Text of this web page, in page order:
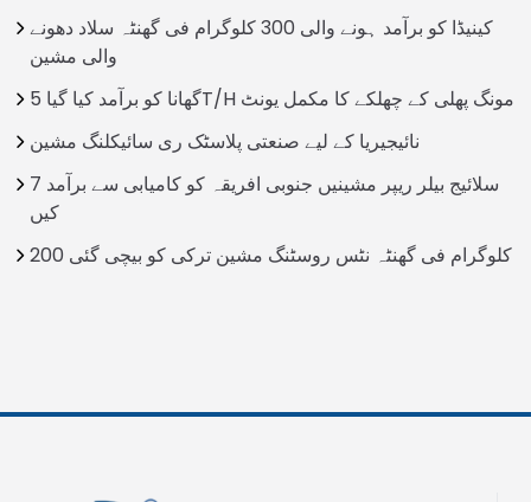
کینیڈا کو برآمد ہونے والی 300 کلوگرام فی گھنٹہ سلاد دھونے
والی مشین
گھانا کو برآمد کیا گیا 5T/H مونگ پھلی کے چھلکے کا مکمل یونٹ
نائیجیریا کے لیے صنعتی پلاسٹک ری سائیکلنگ مشین
7 سلائیج بیلر ریپر مشینیں جنوبی افریقہ کو کامیابی سے برآمد
کیں
200 کلوگرام فی گھنٹہ نٹس روسٹنگ مشین ترکی کو بیچی گئی